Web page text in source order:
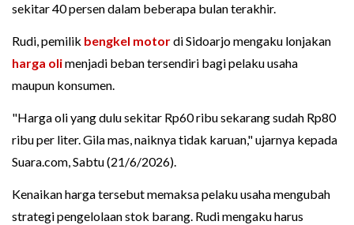
sekitar 40 persen dalam beberapa bulan terakhir.
Rudi, pemilik bengkel motordi Sidoarjo mengaku lonjakan
harga olimenjadi beban tersendiri bagi pelaku usaha
maupun konsumen.
"Harga oli yang dulu sekitar Rp60 ribu sekarang sudah Rp80
ribu per liter. Gila mas, naiknya tidak karuan," ujarnya kepada
Suara.com, Sabtu (21/6/2026).
Kenaikan harga tersebut memaksa pelaku usaha mengubah
strategi pengelolaan stok barang. Rudi mengaku harus